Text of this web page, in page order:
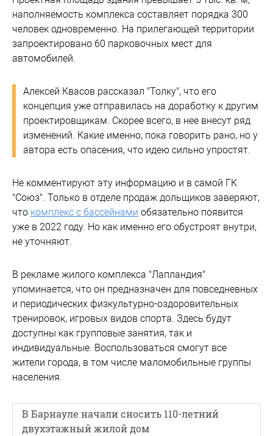
наполняемость комплекса составляет порядка 300
человек одновременно. На прилегающей территории
запроектировано 60 парковочных мест для
автомобилей.
Алексей Квасов рассказал "Толку", что его
концепция уже отправилась на доработку к другим
проектировщикам. Скорее всего, в нее внесут ряд
изменений. Какие именно, пока говорить рано, но у
автора есть опасения, что идею сильно упростят.
Не комментируют эту информацию и в самой ГК
"Союз". Только в отделе продаж дольщиков заверяют,
что комплекс с бассейнами обязательно появится
уже в 2022 году. Но как именно его обустроят внутри,
не уточняют.
В рекламе жилого комплекса "Лапландия"
упоминается, что он предназначен для повседневных
и периодических физкультурно-оздоровительных
тренировок, игровых видов спорта. Здесь будут
доступны как групповые занятия, так и
индивидуальные. Воспользоваться смогут все
жители города, в том числе маломобильные группы
населения.
В Барнауле начали сносить 110-летний
двухэтажный жилой дом